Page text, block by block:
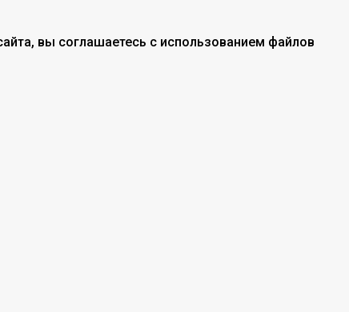
вы соглашаетесь с использованием файлов